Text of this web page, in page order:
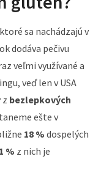
sa nachádzajú v
dodáva pečivu
veľmi využívané a
veď len v USA
z bezlepkových
ešte v
18 % dospelých
1 % z nich je